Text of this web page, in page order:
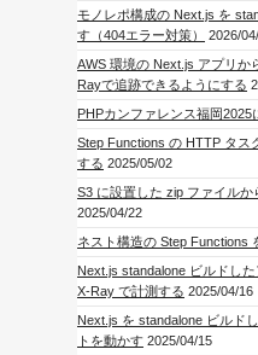
モノレポ構成の Next.js を
す（404エラー対策）
2026/
AWS 環境の Next.js アプリか
Rayで追跡できるようにする
PHPカンファレンス福岡2025
Step Functions の HTTP タス
する 2025/05/02
S3 に設置した zip ファイル
2025/04/22
ネスト構造の Step Functions
Next.js standalone ビルドし
X-Ray で計測する 2025/04/16
Next.js を standalone ビルド
トを動かす 2025/04/15